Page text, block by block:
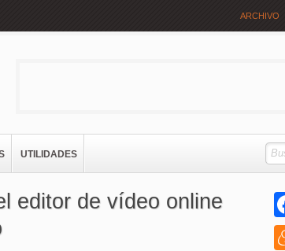
ARCHIVO
UTILIDADES
editor de vídeo online